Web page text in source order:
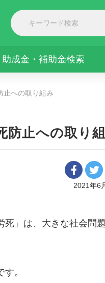
助成金・補助金検索
止への取り組み
防止への取り
2021年6
死」は、大きな社会問
。